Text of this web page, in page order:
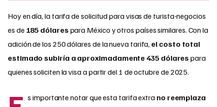
Hoy en día, la tarifa de solicitud para visas de turista-negocios
es de 185 dólares para México y otros países similares. Con la
adición de los 250 dólares de la nueva tarifa, el costo total
estimado subiría a aproximadamente 435 dólares para
quienes soliciten la visa a partir del 1 de octubre de 2025.
s importante notar que esta tarifa extra no reemplaza